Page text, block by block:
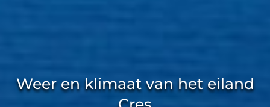
Weer en klimaat van het eiland